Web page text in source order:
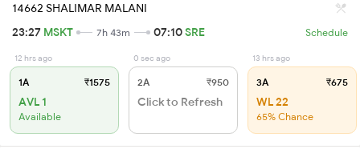
14662 SHALIMAR MALANI
23:27 MSKT 7h 43m 07:10SRE Schedule
12 hrs ago
1A ₹1575
AVL 1
Available
0 sec ago
2A ₹950
Click to Refresh
13 hrs ago
3A ₹675
WL 22
65% Chance